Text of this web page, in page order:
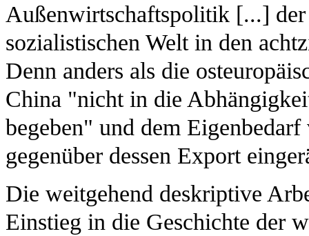
Außenwirtschaftspolitik [...]
sozialistischen Welt in den
Denn anders als die
China "nicht in die
begeben" und dem
gegenüber dessen Export
Die weitgehend deskriptive
Einstieg in die Geschichte der